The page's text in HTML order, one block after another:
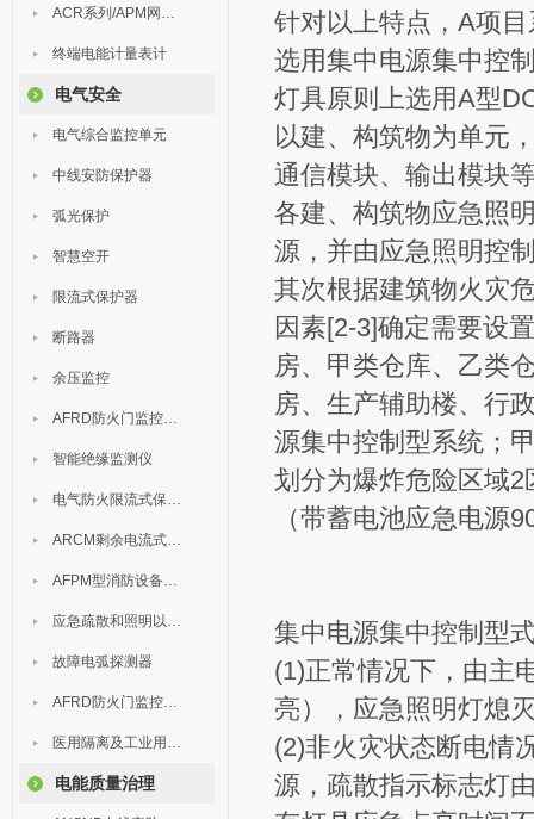
ACR系列/APM网络电力仪表
终端电能计量表计
电气安全
电气综合监控单元
中线安防保护器
弧光保护
智慧空开
限流式保护器
断路器
余压监控
AFRD防火门监控模块
智能绝缘监测仪
电气防火限流式保护器
ARCM剩余电流式电气火灾监控装置
AFPM型消防设备电源监控系统
应急疏散和照明以及灯具
故障电弧探测器
AFRD防火门监控系统
医用隔离及工业用电绝缘检测
电能质量治理
针对以上特点，A项
选用集中电源集中控
灯具原则上选用A型
以建、构筑物为单元
通信模块、输出模块
各建、构筑物应急照
源，并由应急照明控
其次根据建筑物火灾
因素[2-3]确定需要设
房、甲类仓库、乙类
房、生产辅助楼、行
源集中控制型系统；
划分为爆炸危险区域
（带蓄电池应急电源
集中电源集中控制型
(1)正常情况下，由主
亮），应急照明灯熄
(2)非火灾状态断电情
源，疏散指示标志灯